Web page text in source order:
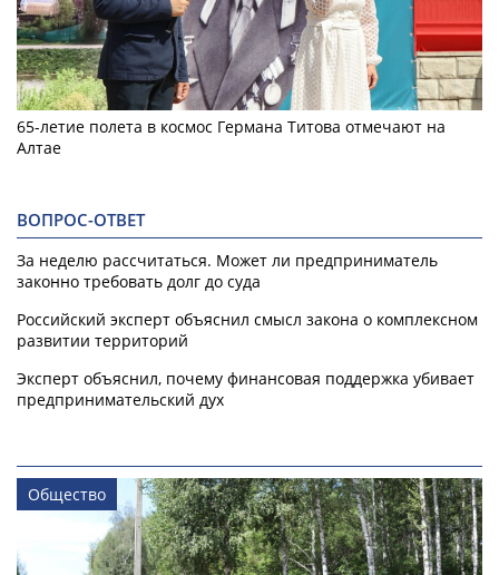
65-летие полета в космос Германа Титова отмечают на
Алтае
ВОПРОС-ОТВЕТ
За неделю рассчитаться. Может ли предприниматель
законно требовать долг до суда
Российский эксперт объяснил смысл закона о комплексном
развитии территорий
Эксперт объяснил, почему финансовая поддержка убивает
предпринимательский дух
Общество